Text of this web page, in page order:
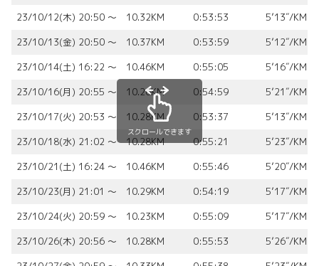
23/10/12(木) 20:50 〜
10.32KM 0:53:53
5’13″/KM
23/10/13(金) 20:50 〜
10.37KM 0:53:59
5’12″/KM
23/10/14(土) 16:22 〜
10.46KM 0:55:05
5’16″/KM
23/10/16(月) 20:55 〜
10.26KM 0:54:59
5’21″/KM
23/10/17(火) 20:53 〜
10.28KM 0:53:37
5’13″/KM
23/10/18(水) 21:02 〜
10.28KM 0:55:21
5’23″/KM
23/10/21(土) 16:24 〜
10.46KM 0:55:46
5’20″/KM
23/10/23(月) 21:01 〜
10.29KM 0:54:19
5’17″/KM
23/10/24(火) 20:59 〜
10.23KM 0:55:09
5’17″/KM
23/10/26(木) 20:56 〜
10.28KM 0:55:53
5’26″/KM
スクロールできます